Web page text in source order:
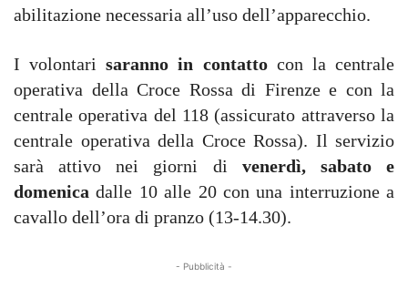
abilitazione necessaria all’uso dell’apparecchio.
I volontari saranno in contattocon la centrale
operativa della Croce Rossa di Firenze e con la
centrale operativa del 118 (assicurato attraverso la
centrale operativa della Croce Rossa). Il servizio
sarà attivo nei giorni di venerdì, sabato e
domenica dalle 10 alle 20 con una interruzione a
cavallo dell’ora di pranzo (13-14.30).
- Pubblicità -